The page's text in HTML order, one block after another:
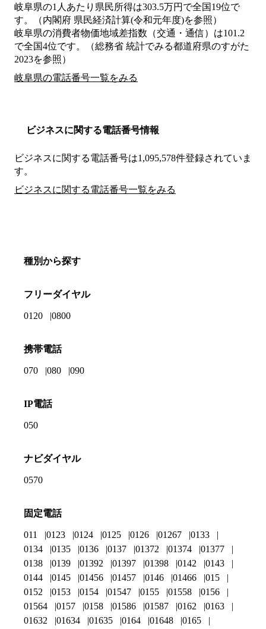
岐阜県の1人あたり県民所得は303.5万円で全国19位で
す。（内閣府 県民経済計算(令和元年度)を参照）
岐阜県の消費者物価地域差指数（交通・通信）は101.2
で全国4位です。（総務省 統計でみる都道府県のすがた
2023を参照）
岐阜県の電話番号一覧をみる
ビジネスに関する電話番号情報
ビジネスに関する電話番号は1,095,578件登録されていま
す。
ビジネスに関する電話番号一覧をみる
種別から探す
フリーダイヤル
0120 0800
携帯電話
070 080 090
IP電話
050
ナビダイヤル
0570
固定電話
011 0123 0124 0125 0126 01267
0133
0134
0135 0136 0137 01372 01374
01377
0138
0139 01392 01397 01398 0142
0143
0144
0145 01456 01457 0146 01466
015
0152
0153 0154 01547 0155 01558
0156
01564
0157 0158 01586 01587 0162
0163
01632
01634 01635 0164 01648 0165